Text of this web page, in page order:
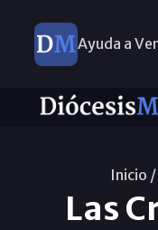
Ayuda a
Inicio /
Las